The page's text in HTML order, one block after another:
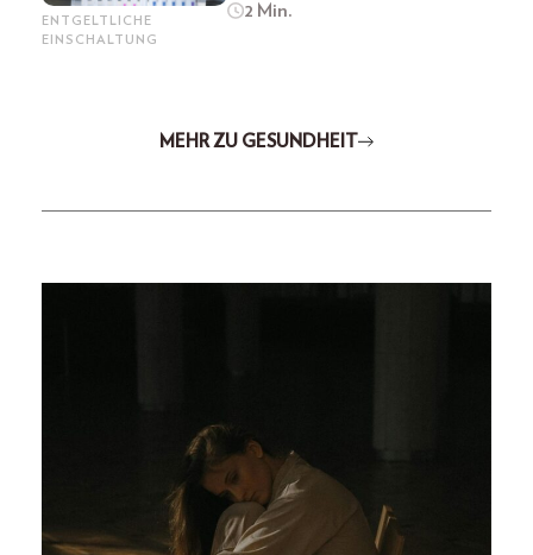
ENTGELTLICHE
EINSCHALTUNG
2 Min.
MEHR ZU GESUNDHEIT